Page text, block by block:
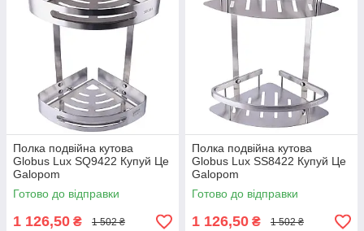
Полка подвійна кутова
Globus Lux SQ9422 Купуй Це
Galopom
Готово до відправки
1 126,50 ₴ 1 502 ₴
Полка подвійна кутова
Globus Lux SS8422 Купуй Це
Galopom
Готово до відправки
1 126,50 ₴ 1 502 ₴